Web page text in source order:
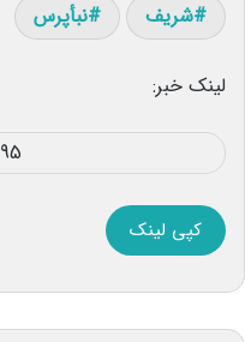
شریف
نبأپرس
لینک خبر:
کپی لینک